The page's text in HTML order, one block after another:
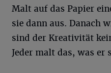
Malt auf das Papier
sie dann aus. Danach
sind der Kreativität
Jeder malt das, was er